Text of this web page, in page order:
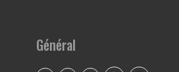
Général